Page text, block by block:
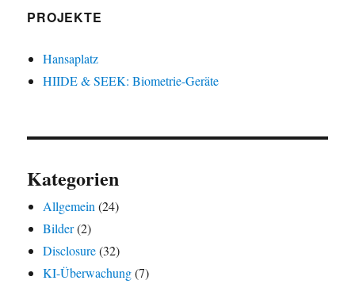
PROJEKTE
Hansaplatz
HIIDE & SEEK: Biometrie-Geräte
Kategorien
Allgemein (24)
Bilder(2)
Disclosure(32)
KI-Überwachung(7)